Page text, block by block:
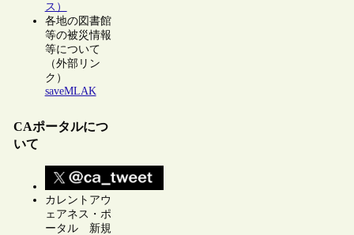
ス）
各地の図書館
等の被災情報
等について
（外部リン
ク）
saveMLAK
CAポータルにつ
いて
カレントアウ
ェアネス・ポ
ータル 新規